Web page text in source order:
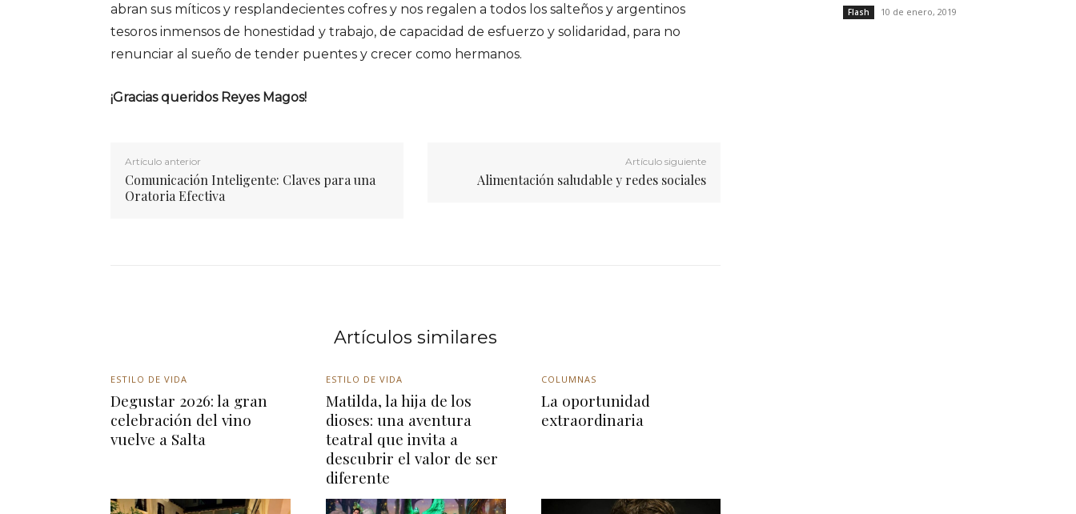
abran sus míticos y resplandecientes cofres y nos regalen a todos los salteños y argentinos
tesoros inmensos de honestidad y trabajo, de capacidad de esfuerzo y solidaridad, para no
renunciar al sueño de tender puentes y crecer como hermanos.
¡Gracias queridos Reyes Magos!
Artículo anterior
Comunicación Inteligente: Claves para una
Oratoria Efectiva
Artículo siguiente
Alimentación saludable y redes sociales
Flash 10 de enero, 2019
Artículos similares
ESTILO DE VIDA
Degustar 2026: la gran
celebración del vino
vuelve a Salta
ESTILO DE VIDA
Matilda, la hija de los
dioses: una aventura
teatral que invita a
descubrir el valor de ser
diferente
COLUMNAS
La oportunidad
extraordinaria